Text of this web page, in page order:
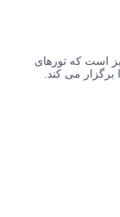
است که تورهای
می کند.